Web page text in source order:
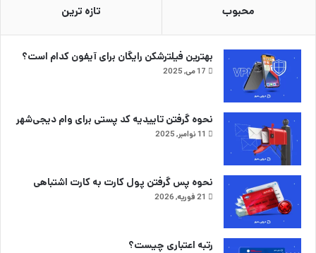
محبوب تازه ترین
بهترین فیلترشکن رایگان برای آیفون کدام است؟
17 می, 2025
نحوه گرفتن تاییدیه کد پستی برای وام دیجی‌شهر
11 نوامبر, 2025
نحوه پس گرفتن پول کارت به کارت اشتباهی
21 فوریه, 2026
رتبه اعتباری چیست؟